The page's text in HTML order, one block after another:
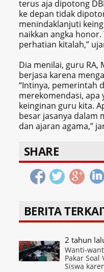
terus aja dipotong
ke depan tidak
menindaklanjuti
naikkan angka
perhatian kitalah,”
Dia menilai, guru RA,
berjasa karena
“Intinya, pemerintah
merekomendasi, apa
keinginan guru kita.
besar jasanya dalam
dan ajaran agama,”
SHARE
BERITA
2 tahun
Wanti-
Pakar Soal
Siswa